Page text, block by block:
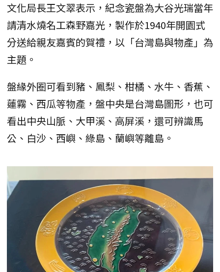
文化局長王文翠表示，紀念瓷盤為大谷光瑞當年
請清水燒名工森野嘉光，製作於1940年開園式
分送給親友嘉賓的賀禮，以「台灣島與物產」為
主題。
盤緣外圈可看到豬、鳳梨、柑橘、水牛、香蕉、
蓮霧、西瓜等物產，盤中央是台灣島圖形，也可
看出中央山脈、大甲溪、高屏溪，還可辨識馬
公、白沙、西嶼、綠島、蘭嶼等離島。